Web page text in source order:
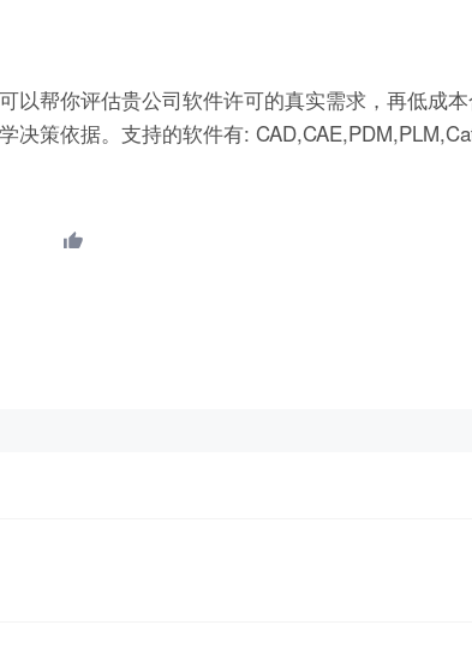
以帮你评估贵公司软件许可的真实需求，再低成
策依据。支持的软件有: